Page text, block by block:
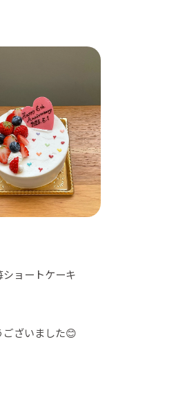
ョートケーキ
ざいました😊